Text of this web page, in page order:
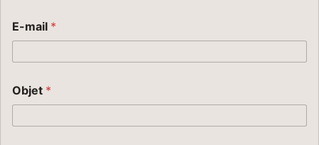
E-mail *
Objet *